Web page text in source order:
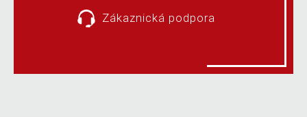
Zákaznická podpora